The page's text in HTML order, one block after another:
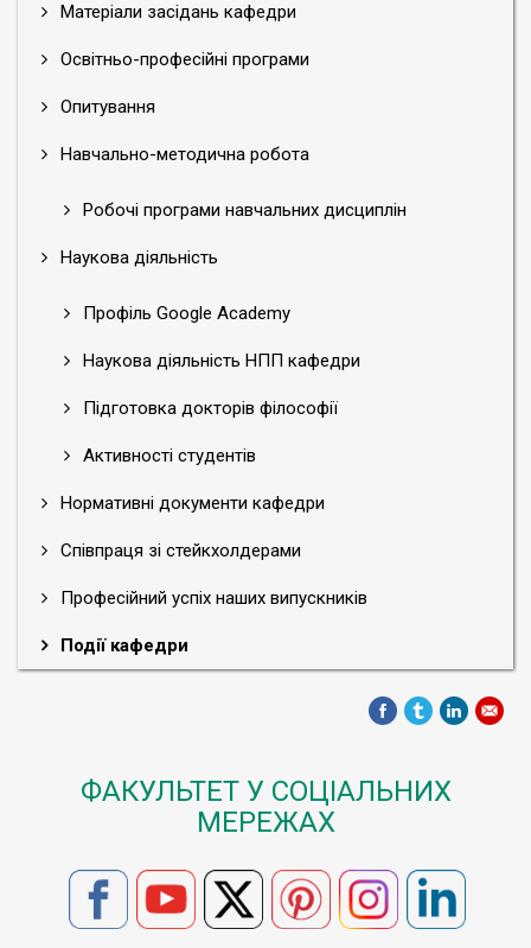
Матеріали засідань кафедри
Освітньо-професійні програми
Опитування
Навчально-методична робота
Робочі програми навчальних дисциплін
Наукова діяльність
Профіль Google Academy
Наукова діяльність НПП кафедри
Підготовка докторів філософії
Активності студентів
Нормативні документи кафедри
Співпраця зі стейкхолдерами
Професійний успіх наших випускників
Події кафедри
ФАКУЛЬТЕТ У СОЦІАЛЬНИХ
МЕРЕЖАХ